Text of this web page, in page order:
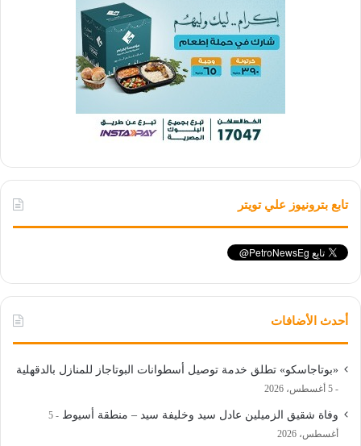
تابع بترونيوز علي تويتر
أحدث الأضافات
«بوتاجاسكو» تطلق خدمة توصيل أسطوانات البوتاجاز للمنازل بالدقهلية
5 أغسطس، 2026
وفاة شقيق الزميلين عادل سيد وخليفة سيد – منطقة أسيوط
5
أغسطس، 2026